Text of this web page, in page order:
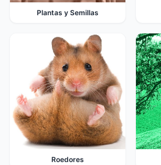
Plantas y Semillas
Roedores